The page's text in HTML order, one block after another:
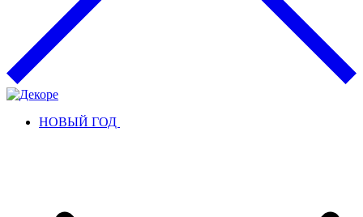
НОВЫЙ ГОД